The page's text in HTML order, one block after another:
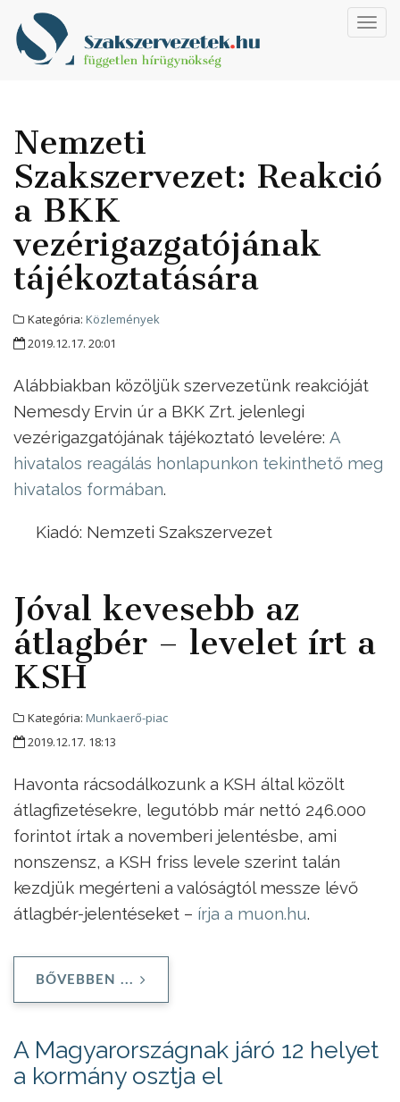
Nemzeti
Szakszervezet: Reakció
a BKK
vezérigazgatójának
tájékoztatására
Kategória: Közlemények
2019.12.17. 20:01
Alábbiakban közöljük szervezetünk reakcióját
Nemesdy Ervin úr a BKK Zrt. jelenlegi
vezérigazgatójának tájékoztató levelére: A
hivatalos reagálás honlapunkon tekinthető meg
hivatalos formában.
Kiadó: Nemzeti Szakszervezet
Jóval kevesebb az
átlagbér – levelet írt a
KSH
Kategória: Munkaerő-piac
2019.12.17. 18:13
Havonta rácsodálkozunk a KSH által közölt
átlagfizetésekre, legutóbb már nettó 246.000
forintot írtak a novemberi jelentésbe, ami
nonszensz, a KSH friss levele szerint talán
kezdjük megérteni a valóságtól messze lévő
átlagbér-jelentéseket – írja a muon.hu.
BŐVEBBEN ...
A Magyarországnak járó 12 helyet
a kormány osztja el